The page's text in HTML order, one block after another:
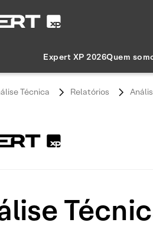
Expert XP 2026Quem
Técnica Relatórios